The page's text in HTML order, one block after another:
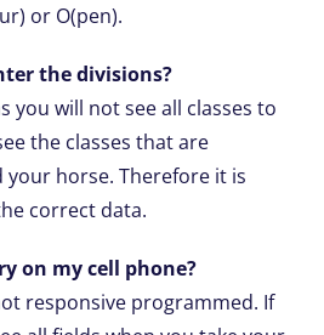
or O(pen).
the divisions?
you will not see all classes to
the classes that are
your horse. Therefore it is
correct data.
on my cell phone?
responsive programmed. If